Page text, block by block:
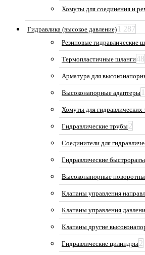
Хомуты для соединения и
Гидравлика (высокое давление) 1 287
Резиновые гидравлические
Термопластичные шланги48
Арматура для
Высоконапорные адаптеры
Хомуты для гидравлических
Гидравлические трубы2
Соединители для
Гидравлические
Высоконапорные
Клапаны управления
Клапаны управления
Клапаны другие
Гидравлические цилиндры2